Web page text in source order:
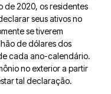
de 2020, os residentes
seus ativos no
se tiverem
de dólares dos
cada ano-calendário.
no exterior a partir
tal declaração.